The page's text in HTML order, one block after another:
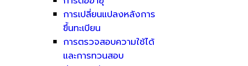
การเปลี่ยนแปลงหลังการ
ขึ้นทะเบียน
การตรวจสอบความใช้ได้
และการทวนสอบ